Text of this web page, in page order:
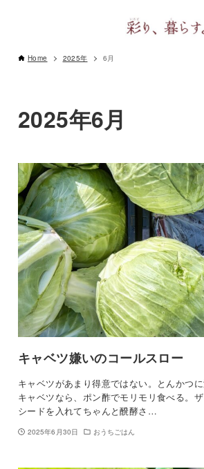
Home 2025年 6月
2025年6月
キャベツ嫌いのコールスロー
キャベツがあまり得意ではない。とんかつ
キャベツなら、ポン酢でモリモリ食べる。
シードを入れてちゃんと醗酵さ…
2025年6月30日 おうちごはん